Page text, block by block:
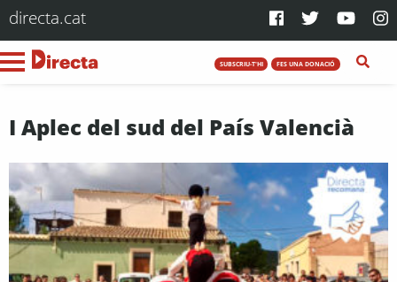
directa.cat
SUBSCRIU-T'HI FES UNA DONACIÓ
I Aplec del sud del País Valencià